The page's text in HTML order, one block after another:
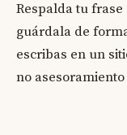
Respalda tu
guárdala de
escribas en un
no